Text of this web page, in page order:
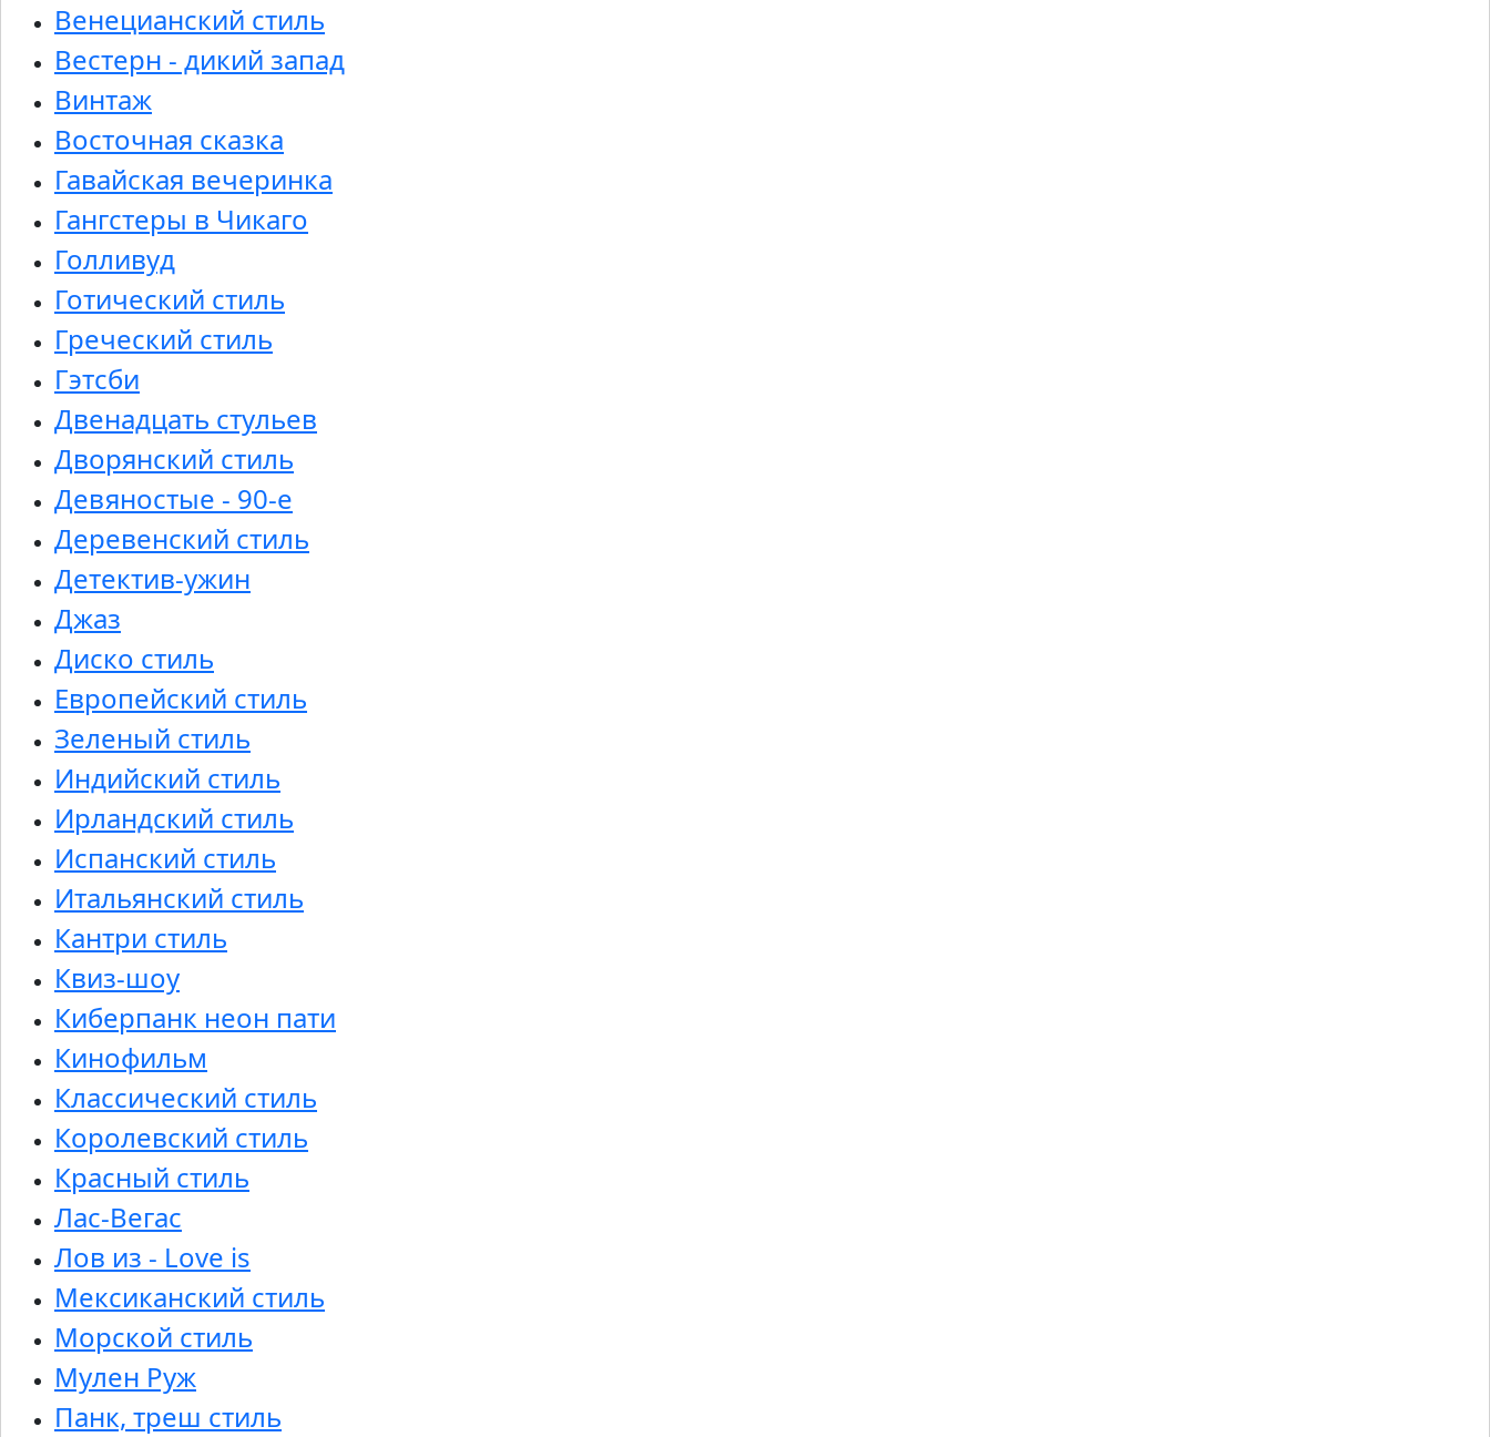
Венецианский стиль
Вестерн - дикий запад
Винтаж
Восточная сказка
Гавайская вечеринка
Гангстеры в Чикаго
Голливуд
Готический стиль
Греческий стиль
Гэтсби
Двенадцать стульев
Дворянский стиль
Девяностые - 90-е
Деревенский стиль
Детектив-ужин
Джаз
Диско стиль
Европейский стиль
Зеленый стиль
Индийский стиль
Ирландский стиль
Испанский стиль
Итальянский стиль
Кантри стиль
Квиз-шоу
Киберпанк неон пати
Кинофильм
Классический стиль
Королевский стиль
Красный стиль
Лас-Вегас
Лов из - Love is
Мексиканский стиль
Морской стиль
Мулен Руж
Панк, треш стиль